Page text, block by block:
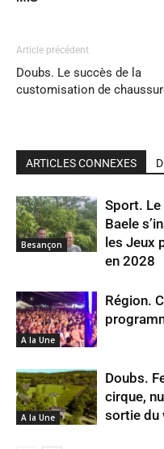
Article précédent
Doubs. Le succès de la
customisation de
ARTICLES CONNEXES
Besançon
Sport.
Baele
les Jeux
en 2028
A la Une
Région.
A la Une
Doubs.
cirque,
sortie du